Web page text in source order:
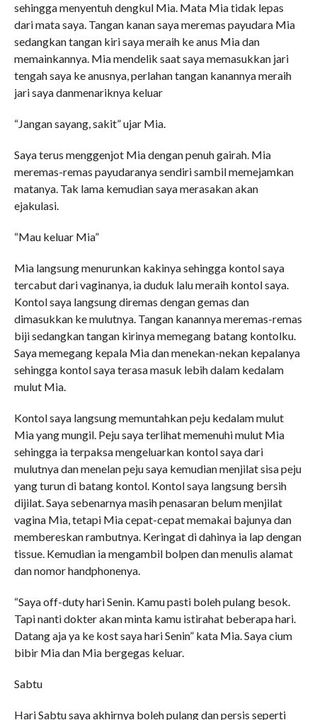
sehingga menyentuh dengkul Mia. Mata Mia tidak lepas
dari mata saya. Tangan kanan saya meremas payudara Mia
sedangkan tangan kiri saya meraih ke anus Mia dan
memainkannya. Mia mendelik saat saya memasukkan jari
tengah saya ke anusnya, perlahan tangan kanannya meraih
jari saya danmenariknya keluar
“Jangan sayang, sakit” ujar Mia.
Saya terus menggenjot Mia dengan penuh gairah. Mia
meremas-remas payudaranya sendiri sambil memejamkan
matanya. Tak lama kemudian saya merasakan akan
ejakulasi.
“Mau keluar Mia”
Mia langsung menurunkan kakinya sehingga kontol saya
tercabut dari vaginanya, ia duduk lalu meraih kontol saya.
Kontol saya langsung diremas dengan gemas dan
dimasukkan ke mulutnya. Tangan kanannya meremas-remas
biji sedangkan tangan kirinya memegang batang kontolku.
Saya memegang kepala Mia dan menekan-nekan kepalanya
sehingga kontol saya terasa masuk lebih dalam kedalam
mulut Mia.
Kontol saya langsung memuntahkan peju kedalam mulut
Mia yang mungil. Peju saya terlihat memenuhi mulut Mia
sehingga ia terpaksa mengeluarkan kontol saya dari
mulutnya dan menelan peju saya kemudian menjilat sisa peju
yang turun di batang kontol. Kontol saya langsung bersih
dijilat. Saya sebenarnya masih penasaran belum menjilat
vagina Mia, tetapi Mia cepat-cepat memakai bajunya dan
membereskan rambutnya. Keringat di dahinya ia lap dengan
tissue. Kemudian ia mengambil bolpen dan menulis alamat
dan nomor handphonenya.
“Saya off-duty hari Senin. Kamu pasti boleh pulang besok.
Tapi nanti dokter akan minta kamu istirahat beberapa hari.
Datang aja ya ke kost saya hari Senin” kata Mia. Saya cium
bibir Mia dan Mia bergegas keluar.
Sabtu
Hari Sabtu saya akhirnya boleh pulang dan persis seperti